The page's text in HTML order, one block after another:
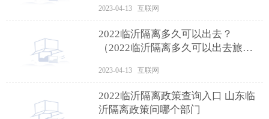
2023-04-13 互联网
2022临沂隔离多久可以出去？
（2022临沂隔离多久可以出去旅
2023-04-13 互联网
2022临沂隔离政策查询入口 山东临
沂隔离政策问哪个部门